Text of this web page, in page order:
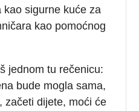
sigurne kuće za
kao pomoćnog
jednom tu rečenicu:
bude mogla sama,
začeti dijete, moći će